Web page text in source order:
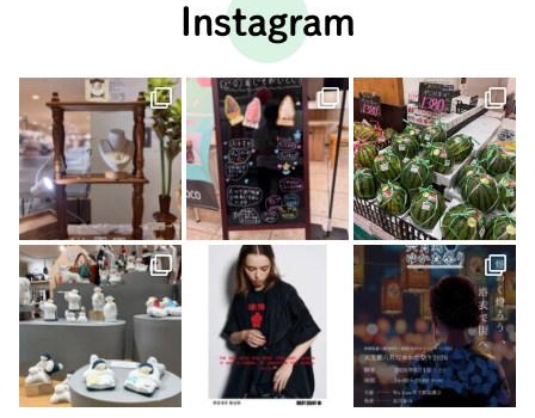
Instagram